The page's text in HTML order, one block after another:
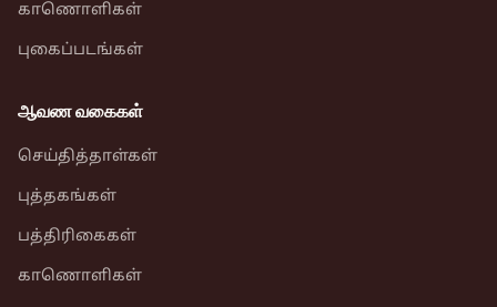
காணொளிகள்
புகைப்படங்கள்
ஆவண வகைகள்
செய்தித்தாள்கள்
புத்தகங்கள்
பத்திரிகைகள்
காணொளிகள்